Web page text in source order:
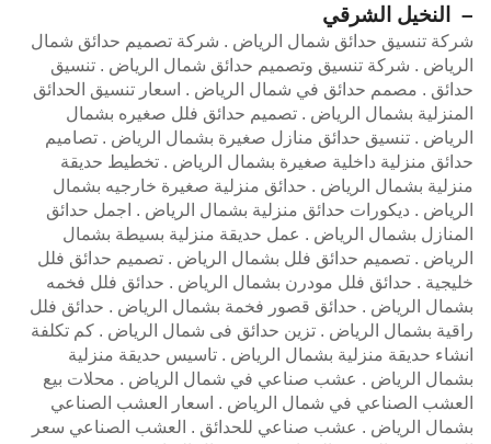
– النخيل الشرقي
شركة تنسيق حدائق شمال الرياض . شركة تصميم حدائق شمال
الرياض . شركة تنسيق وتصميم حدائق شمال الرياض . تنسيق
حدائق . مصمم حدائق في شمال الرياض . اسعار تنسيق الحدائق
المنزلية بشمال الرياض . تصميم حدائق فلل صغيره بشمال
الرياض . تنسيق حدائق منازل صغيرة بشمال الرياض . تصاميم
حدائق منزلية داخلية صغيرة بشمال الرياض . تخطيط حديقة
منزلية بشمال الرياض . حدائق منزلية صغيرة خارجيه بشمال
الرياض . ديكورات حدائق منزلية بشمال الرياض . اجمل حدائق
المنازل بشمال الرياض . عمل حديقة منزلية بسيطة بشمال
الرياض . تصميم حدائق فلل بشمال الرياض . تصميم حدائق فلل
خليجية . حدائق فلل مودرن بشمال الرياض . حدائق فلل فخمه
بشمال الرياض . حدائق قصور فخمة بشمال الرياض . حدائق فلل
راقية بشمال الرياض . تزين حدائق فى شمال الرياض . كم تكلفة
انشاء حديقة منزلية بشمال الرياض . تاسيس حديقة منزلية
بشمال الرياض . عشب صناعي في شمال الرياض . محلات بيع
العشب الصناعي في شمال الرياض . اسعار العشب الصناعي
بشمال الرياض . عشب صناعي للحدائق . العشب الصناعي سعر